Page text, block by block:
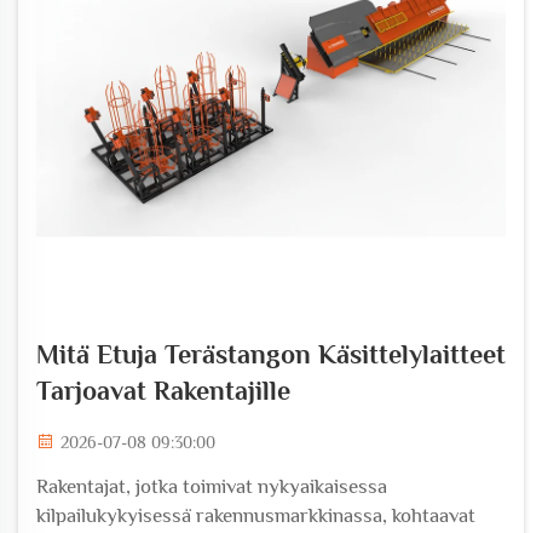
Mitä Etuja Terästangon Käsittelylaitteet
Tarjoavat Rakentajille
2026-07-08 09:30:00
Rakentajat, jotka toimivat nykyaikaisessa
kilpailukykyisessä rakennusmarkkinassa, kohtaavat